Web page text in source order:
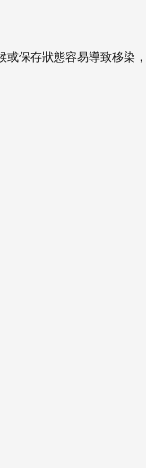
或保存狀態容易導致移染，